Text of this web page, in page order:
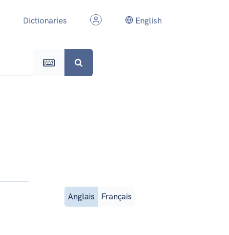
Dictionaries English
Anglais Français